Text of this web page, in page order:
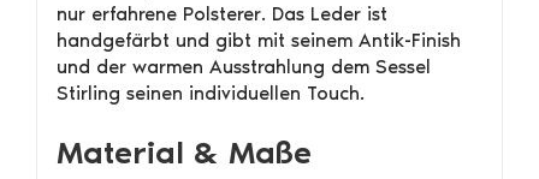
nur erfahrene Polsterer. Das Leder ist
handgefärbt und gibt mit seinem Antik-Finish
und der warmen Ausstrahlung dem Sessel
Stirling seinen individuellen Touch.
Material & Maße